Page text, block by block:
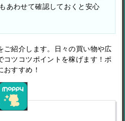
あわせて確認しておくと安心
ご紹介します。日々の買い物や広
コツコツポイントを稼げます！ポ
おすすめ！